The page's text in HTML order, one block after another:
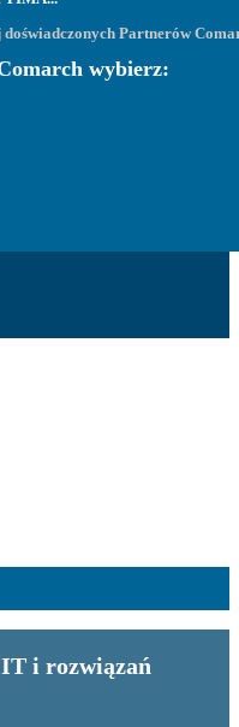
Partnerów
wybierz:
IT i rozwiązań